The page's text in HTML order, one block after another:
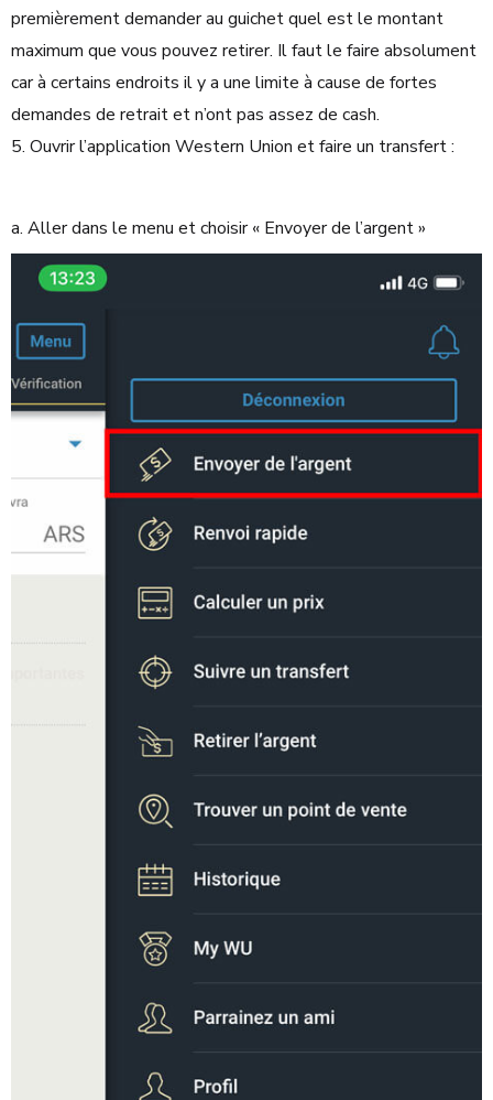
premièrement demander au guichet quel est le montant
maximum que vous pouvez retirer. Il faut le faire absolument
car à certains endroits il y a une limite à cause de fortes
demandes de retrait et n’ont pas assez de cash.
Ouvrir l’application Western Union et faire un transfert :
a. Aller dans le menu et choisir « Envoyer de l’argent »